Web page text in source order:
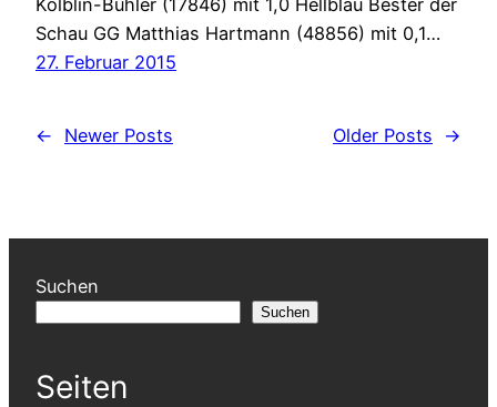
Kölblin-Bühler (17846) mit 1,0 Hellblau Bester der
Schau GG Matthias Hartmann (48856) mit 0,1…
27. Februar 2015
← Newer Posts Older Posts →
Suchen
Suchen
Seiten